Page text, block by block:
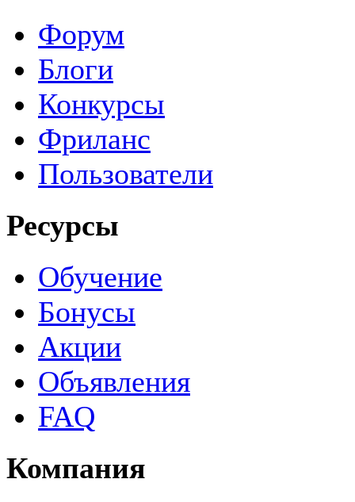
Форум
Блоги
Конкурсы
Фриланс
Пользователи
Ресурсы
Обучение
Бонусы
Акции
Объявления
FAQ
Компания